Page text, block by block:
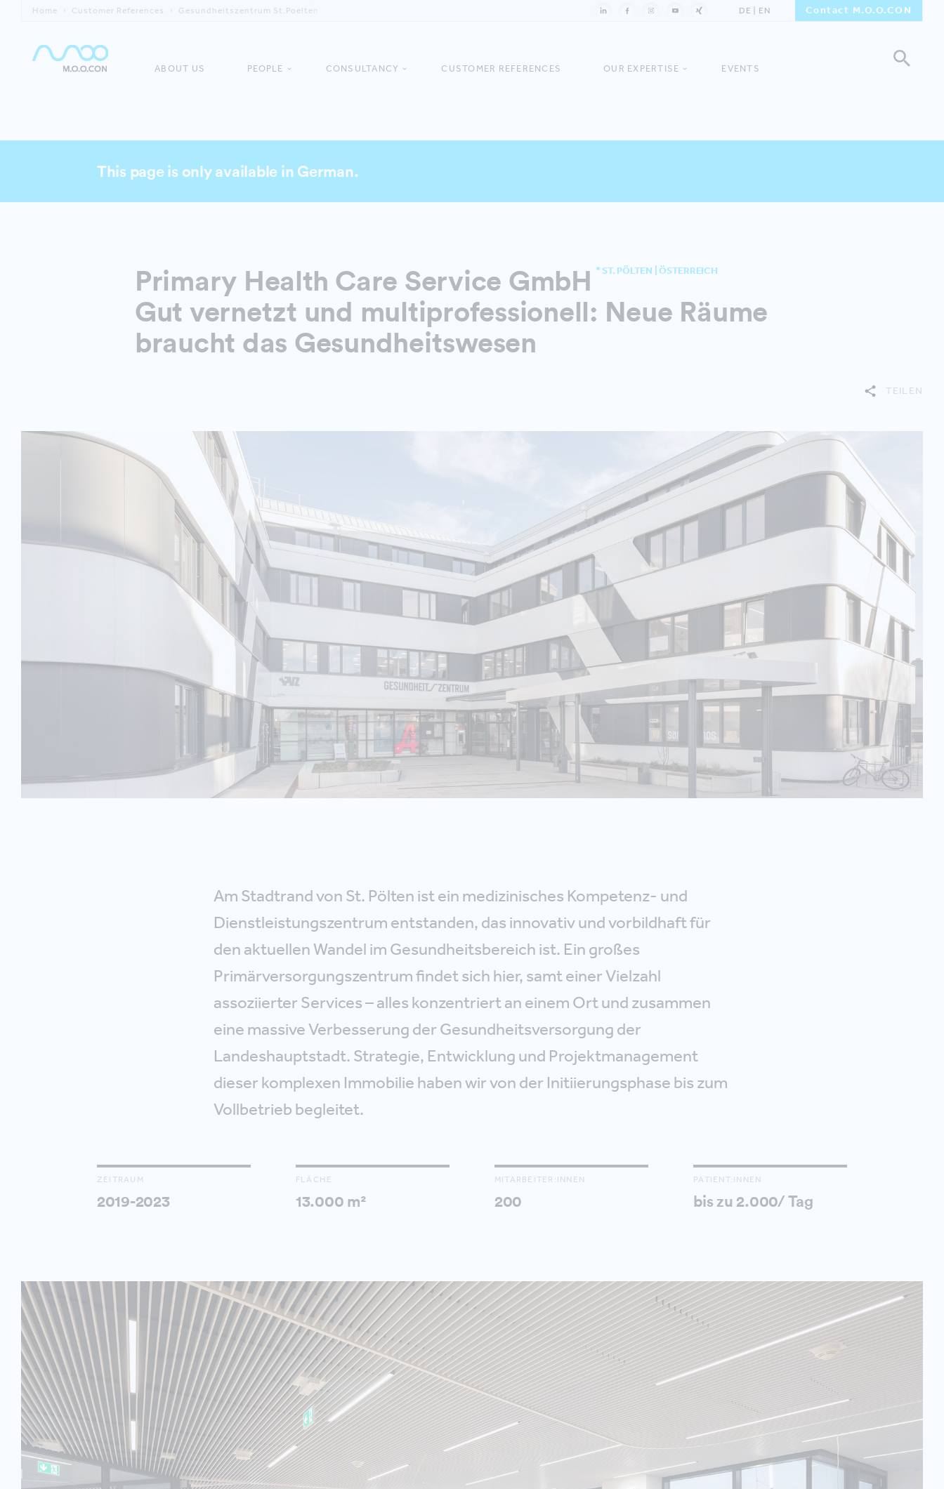
Home Customer References Gesundheitszentrum St.Poelten DE EN Contact M.O.O.CON
ABOUT US PEOPLE CONSULTANCY CUSTOMER REFERENCES OUR EXPERTISE EVENTS
This page is only available in German.
Primary Health Care Service GmbH * ST. PÖLTEN | ÖSTERREICH
Gut vernetzt und multiprofessionell: Neue Räume
braucht das Gesundheitswesen
TEILEN
Am Stadtrand von St. Pölten ist ein medizinisches Kompetenz- und
Dienstleistungszentrum entstanden, das innovativ und vorbildhaft für
den aktuellen Wandel im Gesundheitsbereich ist. Ein großes
Primärversorgungszentrum findet sich hier, samt einer Vielzahl
assoziierter Services – alles konzentriert an einem Ort und zusammen
eine massive Verbesserung der Gesundheitsversorgung der
Landeshauptstadt. Strategie, Entwicklung und Projektmanagement
dieser komplexen Immobilie haben wir von der Initiierungsphase bis zum
Vollbetrieb begleitet.
ZEITRAUM
2019-2023
FLÄCHE
13.000 m²
MITARBEITER:INNEN
200
PATIENT:INNEN
bis zu 2.000/ Tag